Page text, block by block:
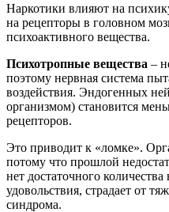
Наркотики влияют на
на рецепторы в головном
психоактивного вещества.
Психотропные вещества –
поэтому нервная система
воздействия. Эндогенных
организмом) становится
рецепторов.
Это приводит к «ломке».
потому что прошлой
нет достаточного
удовольствия, страдает от
синдрома.